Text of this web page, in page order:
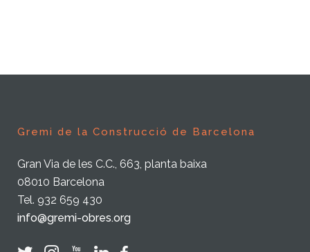
Gremi de la Construcció de Barcelona
Gran Via de les C.C., 663, planta baixa
08010 Barcelona
Tel. 932 659 430
info@gremi-obres.org